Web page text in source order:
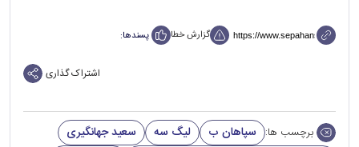
گزارش خطا پسندها:
اشتراک گذاری
برچسب ها: سپاهان ب لیگ سه
سعید جهانگیری